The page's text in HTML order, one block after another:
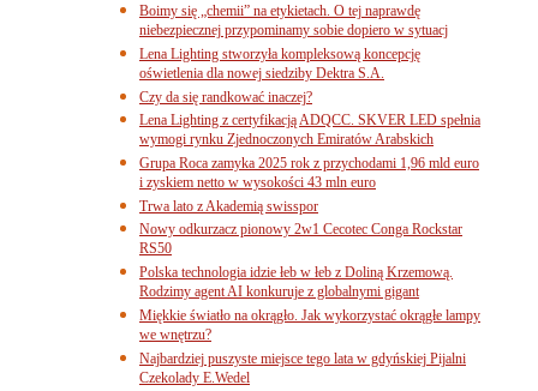
Boimy się „chemii” na etykietach. O tej naprawdę
niebezpiecznej przypominamy sobie dopiero w sytuacj
Lena Lighting stworzyła kompleksową koncepcję
oświetlenia dla nowej siedziby Dektra S.A.
Czy da się randkować inaczej?
Lena Lighting z certyfikacją ADQCC. SKVER LED spełnia
wymogi rynku Zjednoczonych Emiratów Arabskich
Grupa Roca zamyka 2025 rok z przychodami 1,96 mld euro
i zyskiem netto w wysokości 43 mln euro
Trwa lato z Akademią swisspor
Nowy odkurzacz pionowy 2w1 Cecotec Conga Rockstar
RS50
Polska technologia idzie łeb w łeb z Doliną Krzemową.
Rodzimy agent AI konkuruje z globalnymi gigant
Miękkie światło na okrągło. Jak wykorzystać okrągłe lampy
we wnętrzu?
Najbardziej puszyste miejsce tego lata w gdyńskiej Pijalni
Czekolady E.Wedel